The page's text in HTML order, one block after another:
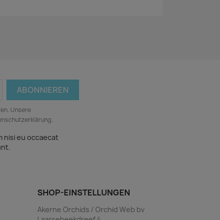
Unsere
nisi eu occaecat
SHOP-EINSTELLUNGEN
Akerne Orchids / Orchid Web bv